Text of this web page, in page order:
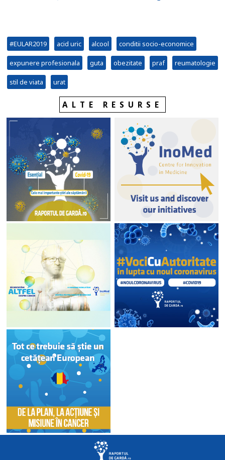
#EULAR2019 acid uric alcool conditii socio-economice
expunere profesionala guta obezitate praf reumatologie
stil de viata urat
ALTE RESURSE